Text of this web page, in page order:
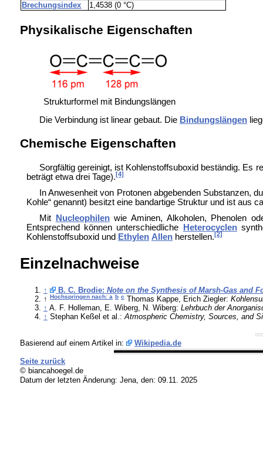
Brechungsindex
1,4538 (0 °C)
Physikalische Eigenschaften
Strukturformel mit Bindungslängen
Die Verbindung ist linear gebaut. Die Bindungslängen
Chemische Eigenschaften
Sorgfältig gereinigt, ist Kohlenstoffsuboxid beständig. Es
beträgt etwa drei Tage). [4]
In Anwesenheit von Protonen abgebenden Substanzen,
Kohle“ genannt) besitzt eine bandartige Struktur und ist aus
Mit
Nucleophilenwie Aminen, Alkoholen, Phenolen
Entsprechend können unterschiedliche
Heterocyclen
Kohlenstoffsuboxid und Ethylen Allenherstellen. [2]
Einzelnachweise
↑ B. C. Brodie: Note on the Synthesis of Marsh-Gas and
↑ Hochspringen nach: a b cThomas Kappe, Erich Ziegler:
↑ A. F. Holleman, E. Wiberg, N. Wiberg: Lehrbuch der
↑ Stephan Keßel et al.: Atmospheric Chemistry, Sources, and
Basierend auf einem Artikel in: Wikipedia.de
Seite zurück
© biancahoegel.de
Datum der letzten Änderung: Jena, den: 09.11. 2025